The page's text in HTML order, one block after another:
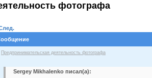
фотографа
Предпринимательская деятельность фотографа
Sergey Mikhalenko писал(а):